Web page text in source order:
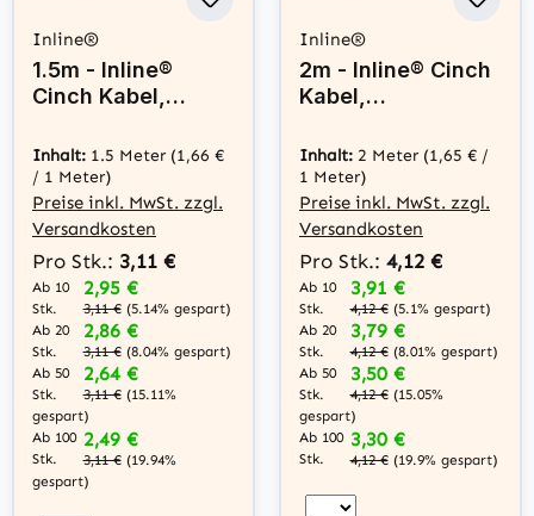
Inline®
1.5m - Inline®
Cinch Kabel,
Cinch, Stecker /
Stecker
Inhalt: 1.5 Meter (1,66 €
/ 1 Meter)
Preise inkl. MwSt. zzgl.
Versandkosten
Pro Stk.: 3,11 €
Ab 10
Stk.
2,95 €
3,11 € (5.14% gespart)
Ab 20
Stk.
2,86 €
3,11 € (8.04% gespart)
Ab 50
Stk.
2,64 €
3,11 € (15.11%
gespart)
Ab 100
Stk.
2,49 €
3,11 € (19.94%
gespart)
Inline®
2m - Inline® Cinch
Kabel,
Cinch, Stecker /
Stecker
Inhalt: 2 Meter (1,65 € /
1 Meter)
Preise inkl. MwSt. zzgl.
Versandkosten
Pro Stk.: 4,12 €
Ab 10
Stk.
3,91 €
4,12 € (5.1% gespart)
Ab 20
Stk.
3,79 €
4,12 € (8.01% gespart)
Ab 50
Stk.
3,50 €
4,12 € (15.05%
gespart)
Ab 100
Stk.
3,30 €
4,12 € (19.9% gespart)